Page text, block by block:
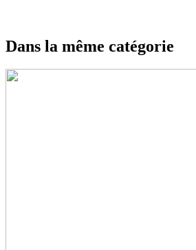
Dans la même catégorie